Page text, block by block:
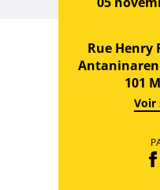
Rue Henry
101
Voir